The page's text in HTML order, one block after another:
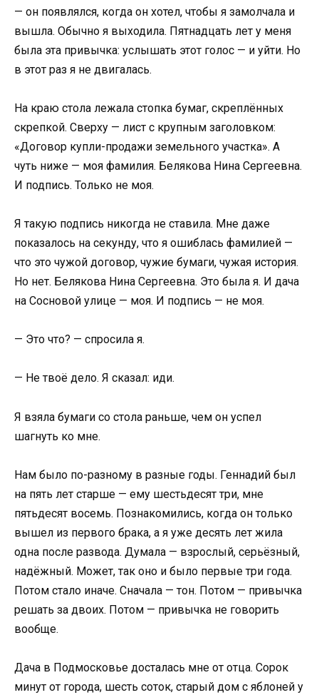
— он появлялся, когда он хотел, чтобы я замолчала и
вышла. Обычно я выходила. Пятнадцать лет у меня
была эта привычка: услышать этот голос — и уйти. Но
в этот раз я не двигалась.
На краю стола лежала стопка бумаг, скреплённых
скрепкой. Сверху — лист с крупным заголовком:
«Договор купли-продажи земельного участка». А
чуть ниже — моя фамилия. Белякова Нина Сергеевна.
И подпись. Только не моя.
Я такую подпись никогда не ставила. Мне даже
показалось на секунду, что я ошиблась фамилией —
что это чужой договор, чужие бумаги, чужая история.
Но нет. Белякова Нина Сергеевна. Это была я. И дача
на Сосновой улице — моя. И подпись — не моя.
— Это что? — спросила я.
— Не твоё дело. Я сказал: иди.
Я взяла бумаги со стола раньше, чем он успел
шагнуть ко мне.
Нам было по-разному в разные годы. Геннадий был
на пять лет старше — ему шестьдесят три, мне
пятьдесят восемь. Познакомились, когда он только
вышел из первого брака, а я уже десять лет жила
одна после развода. Думала — взрослый, серьёзный,
надёжный. Может, так оно и было первые три года.
Потом стало иначе. Сначала — тон. Потом — привычка
решать за двоих. Потом — привычка не говорить
вообще.
Дача в Подмосковье досталась мне от отца. Сорок
минут от города, шесть соток, старый дом с яблоней у